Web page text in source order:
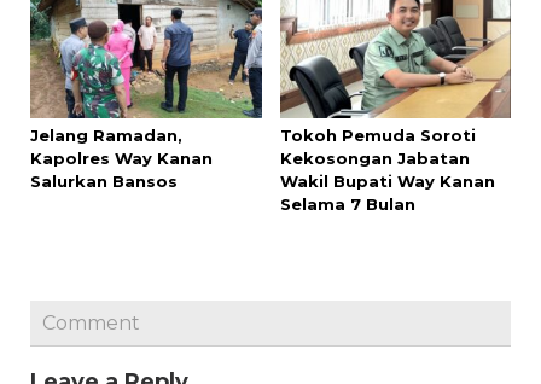
Jelang Ramadan,
Kapolres Way Kanan
Salurkan Bansos
Tokoh Pemuda Soroti
Kekosongan Jabatan
Wakil Bupati Way Kanan
Selama 7 Bulan
Comment